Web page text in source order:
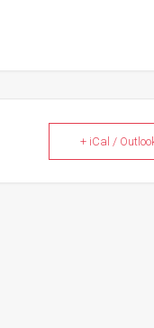
+ iCal /